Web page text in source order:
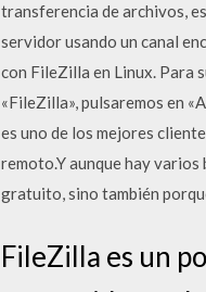
transferencia de archivos,
servidor usando un canal
con FileZilla en Linux. Para
«FileZilla», pulsaremos en
es uno de los mejores
remoto.Y aunque hay
gratuito, sino también
FileZilla es un